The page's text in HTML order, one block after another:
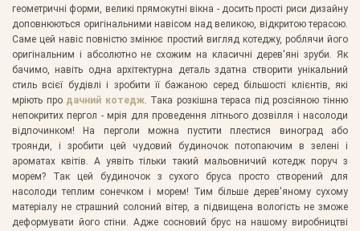
геометричні форми, великі прямокутні вікна - досить прості риси дизайну
доповнюються оригінальними навісом над великою, відкритою терасою.
Саме цей навіс повністю змінює простий вигляд котеджу, роблячи його
оригінальним і абсолютно не схожим на класичні дерев'яні зруби. Як
бачимо, навіть одна архітектурна деталь здатна створити унікальний
стиль всієї будівлі і зробити її бажаною серед більшості клієнтів, які
мріють про дачний котедж. Така розкішна тераса під розсіяною тінню
непокритих пергол - мрія для проведення літнього дозвілля і насолоди
відпочинком! На перголи можна пустити плестися виноград або
троянди, і зробити цей чудовий будиночок потопаючим в зелені і
ароматах квітів. А уявіть тільки такий мальовничий котедж поруч з
морем? Так цей будиночок з сухого бруса просто створений для
насолоди теплим сонечком і морем! Тим більше дерев'яному сухому
матеріалу не страшний солоний вітер, а підвищена вологість не зможе
деформувати його стіни. Адже сосновий брус на нашому виробництві